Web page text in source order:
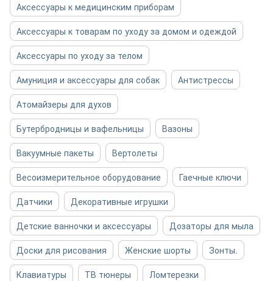
Аксессуары к медицинским приборам
Аксессуары к товарам по уходу за домом и одеждой
Аксессуары по уходу за телом
Амуниция и аксессуары для собак
Антистрессы
Атомайзеры для духов
Бутербродницы и вафельницы
Вазоны
Вакуумные пакеты
Вертолеты
Весоизмерительное оборудование
Гаечные ключи
Датчики
Декоративные игрушки
Детские ванночки и аксессуары
Дозаторы для мыла
Доски для рисования
Женские шорты
Зонты.
Клавиатуры
ТВ тюнеры
Ломтерезки